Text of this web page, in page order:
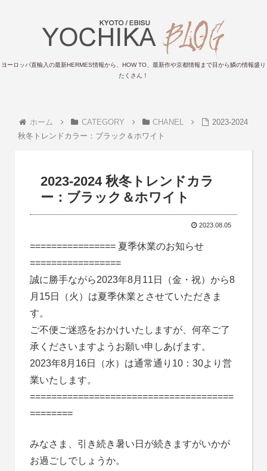
ヨーロッパ直輸入の最新HERMES情報から、HOW TO、最新作や京都情報まで目から鱗の情報盛り
たくさん！
ホーム CATEGORY CHANEL
2023-2024
秋冬トレンドカラー：ブラック＆ホワイト
2023-2024 秋冬トレンドカラ
ー：ブラック＆ホワイト
2023.08.05
================ 夏季休業のお知らせ
=================
誠に勝手ながら2023年8月11日（金・祝）から8
月15日（火）は夏季休業とさせていただきま
す。
ご不便ご迷惑をおかけいたしますが、何卒ご了
承くださいますようお願い申しあげます。
2023年8月16日（水）は通常通り10：30より営
業いたします。
======================================
========
みなさま、引き続き暑い日が続きますがいかが
お過ごしでしょうか。